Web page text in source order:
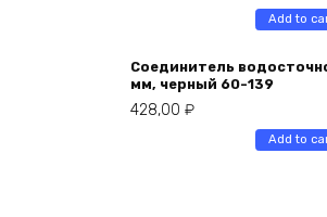
Add to
Соединитель
мм, черный 60-139
428,00 ₽
Add to